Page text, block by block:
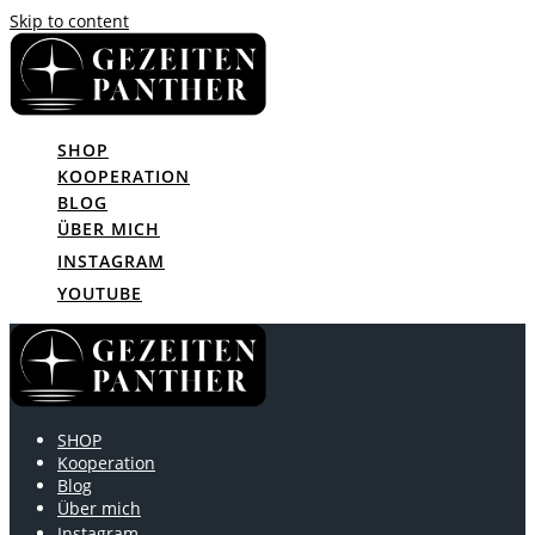
Skip to content
SHOP
KOOPERATION
BLOG
ÜBER MICH
INSTAGRAM
YOUTUBE
SHOP
Kooperation
Blog
Über mich